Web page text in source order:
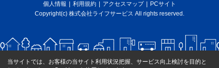
個人情報 利用規約 アクセスマップ
PCサイト
Copyright(c) 株式会社ライフサービス All rights reserved.
当サイトでは、お客様の当サイト利用状況把握、サービス向上検討を目的と